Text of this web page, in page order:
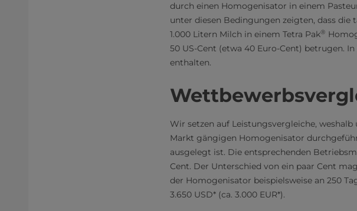
durch einen Homogenisator in einem
unter diesen Bedingungen zeigten, dass
1.000 Litern Milch in einem Tetra Pak®
50 US-Cent (etwa 40 Euro-Cent) betrugen.
enthalten.
Wir setzen auf Leistungsvergleiche,
Markt gängigen Homogenisator
ausgelegt ist. Die entsprechenden
Cent. Der Unterschied von ein paar Cent
der Homogenisator beispielsweise an 250
3.650 USD* (ca. 3.000 EUR*).